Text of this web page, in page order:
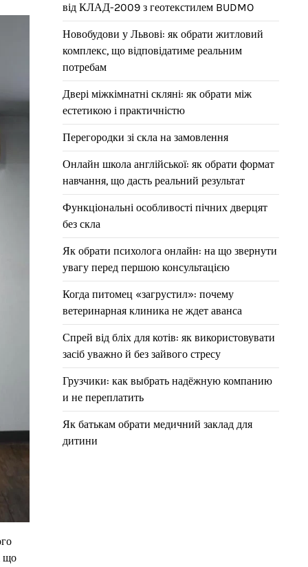
що
від КЛАД-2009 з геотекстилем BUDMO
Новобудови у Львові: як обрати житловий
комплекс, що відповідатиме реальним
потребам
Двері міжкімнатні скляні: як обрати між
естетикою і практичністю
Перегородки зі скла на замовлення
Онлайн школа англійської: як обрати формат
навчання, що дасть реальний результат
Функціональні особливості пічних дверцят
без скла
Як обрати психолога онлайн: на що звернути
увагу перед першою консультацією
Когда питомец «загрустил»: почему
ветеринарная клиника не ждет аванса
Спрей від бліх для котів: як використовувати
засіб уважно й без зайвого стресу
Грузчики: как выбрать надёжную компанию
и не переплатить
Як батькам обрати медичний заклад для
дитини